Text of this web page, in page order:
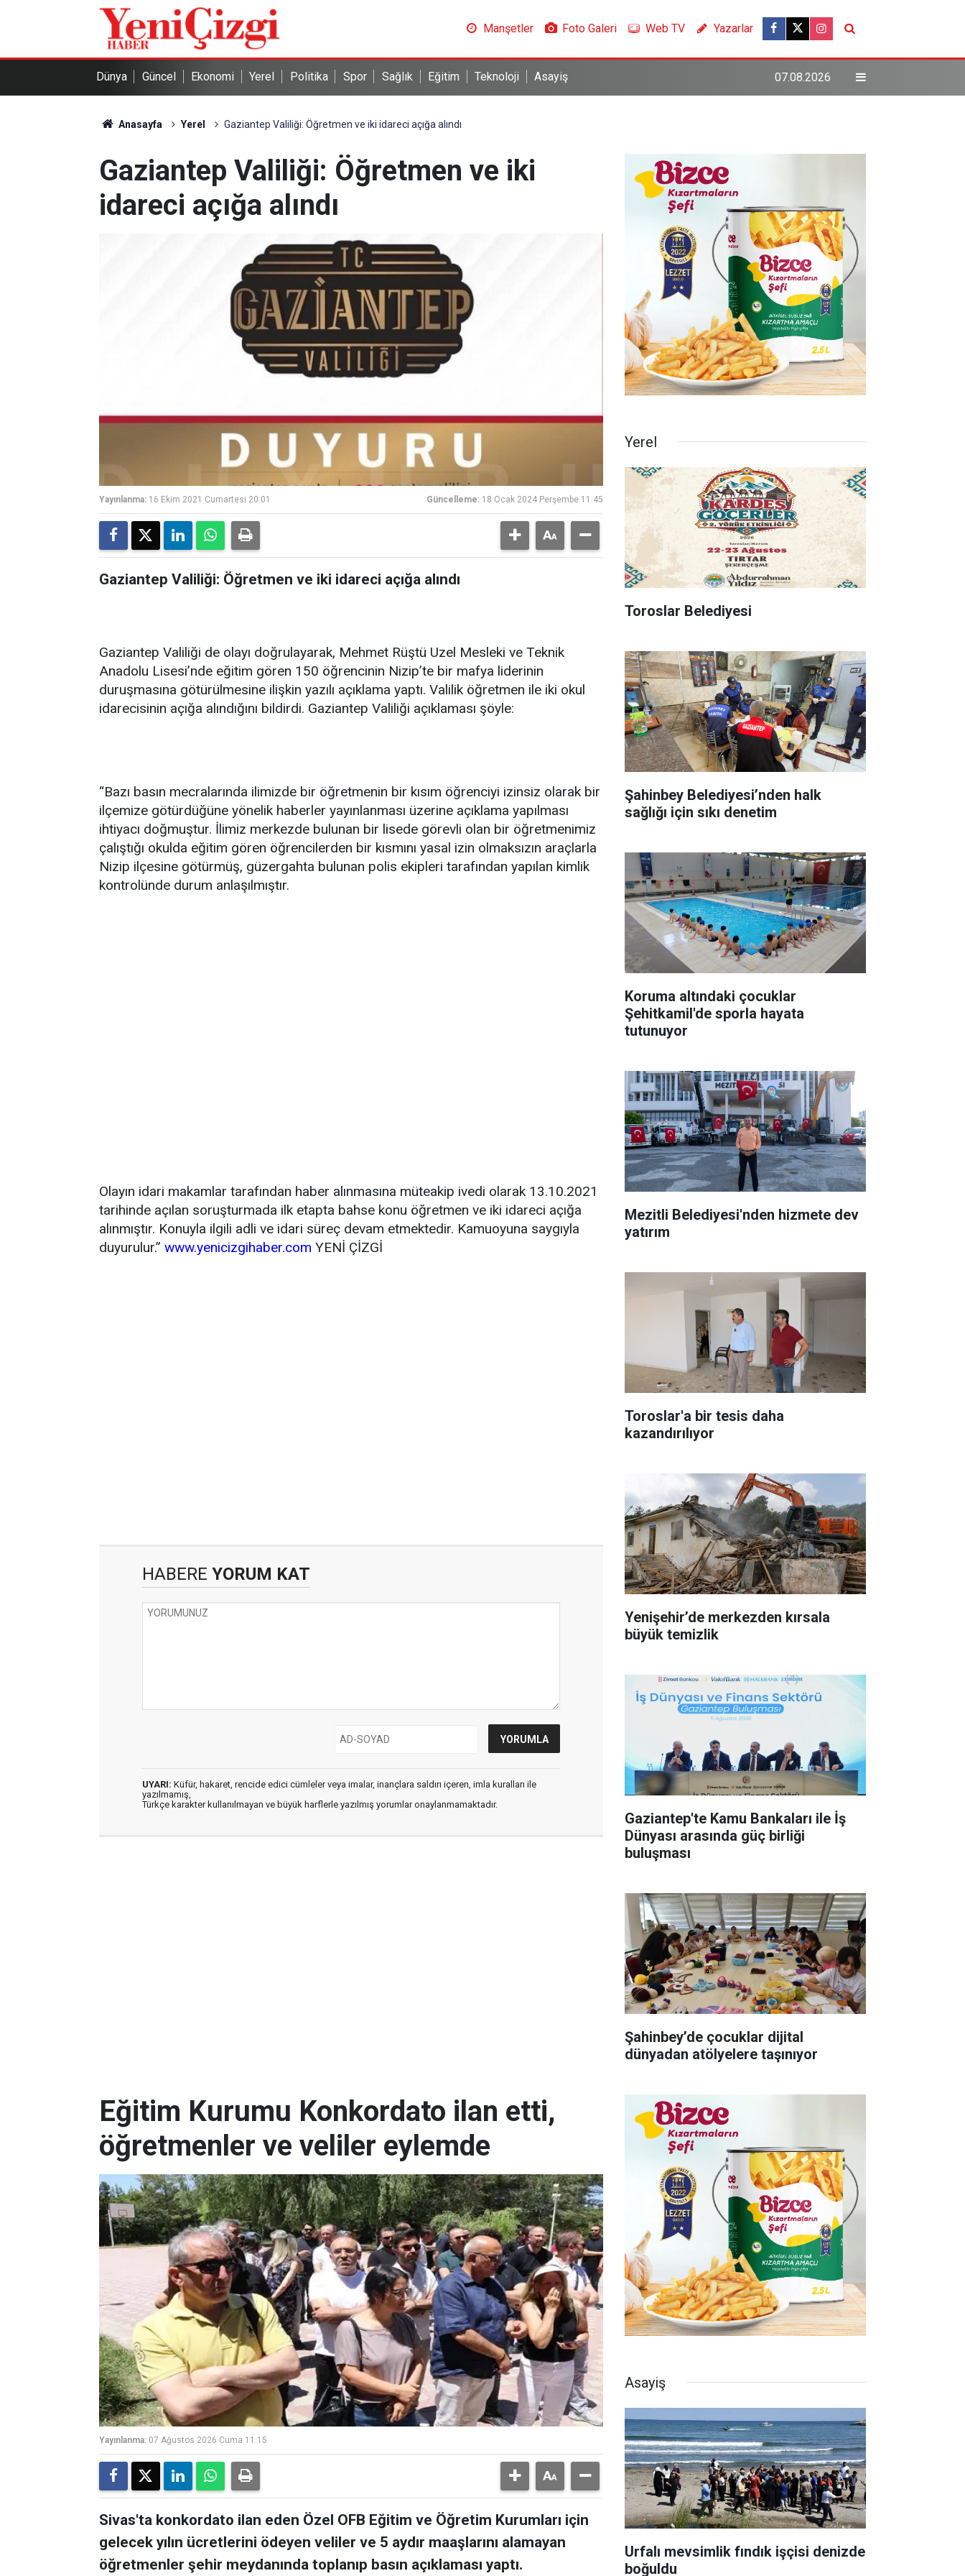
Manşetler Foto Galeri Web TV Yazarlar
Dünya Güncel Ekonomi Yerel Politika Spor Sağlık Eğitim Teknoloji Asayiş 07.08.2026
Anasayfa Yerel Gaziantep Valiliği: Öğretmen ve iki idareci açığa alındı
Gaziantep Valiliği: Öğretmen ve iki
idareci açığa alındı
Yayınlanma: 16 Ekim 2021 Cumartesi 20:01 Güncelleme: 18 Ocak 2024 Perşembe 11:45
Gaziantep Valiliği: Öğretmen ve iki idareci açığa alındı
Gaziantep Valiliği de olayı doğrulayarak, Mehmet Rüştü Uzel Mesleki ve Teknik
Anadolu Lisesi’nde eğitim gören 150 öğrencinin Nizip’te bir mafya liderinin
duruşmasına götürülmesine ilişkin yazılı açıklama yaptı. Valilik öğretmen ile iki okul
idarecisinin açığa alındığını bildirdi. Gaziantep Valiliği açıklaması şöyle:
“Bazı basın mecralarında ilimizde bir öğretmenin bir kısım öğrenciyi izinsiz olarak bir
ilçemize götürdüğüne yönelik haberler yayınlanması üzerine açıklama yapılması
ihtiyacı doğmuştur. İlimiz merkezde bulunan bir lisede görevli olan bir öğretmenimiz
çalıştığı okulda eğitim gören öğrencilerden bir kısmını yasal izin olmaksızın araçlarla
Nizip ilçesine götürmüş, güzergahta bulunan polis ekipleri tarafından yapılan kimlik
kontrolünde durum anlaşılmıştır.
Olayın idari makamlar tarafından haber alınmasına müteakip ivedi olarak 13.10.2021
tarihinde açılan soruşturmada ilk etapta bahse konu öğretmen ve iki idareci açığa
alınmıştır. Konuyla ilgili adli ve idari süreç devam etmektedir. Kamuoyuna saygıyla
duyurulur.” www.yenicizgihaber.com YENİ ÇİZGİ
HABERE YORUM KAT
UYARI: Küfür, hakaret, rencide edici cümleler veya imalar, inançlara saldırı içeren, imla kuralları ile
yazılmamış,
Türkçe karakter kullanılmayan ve büyük harflerle yazılmış yorumlar onaylanmamaktadır.
Yerel
Toroslar Belediyesi
Şahinbey Belediyesi’nden halk
sağlığı için sıkı denetim
Koruma altındaki çocuklar
Şehitkamil'de sporla hayata
tutunuyor
Mezitli Belediyesi'nden hizmete dev
yatırım
Toroslar'a bir tesis daha
kazandırılıyor
Yenişehir’de merkezden kırsala
büyük temizlik
Gaziantep'te Kamu Bankaları ile İş
Dünyası arasında güç birliği
buluşması
Şahinbey’de çocuklar dijital
dünyadan atölyelere taşınıyor
Eğitim Kurumu Konkordato ilan etti,
öğretmenler ve veliler eylemde
Yayınlanma: 07 Ağustos 2026 Cuma 11:15
Sivas'ta konkordato ilan eden Özel OFB Eğitim ve Öğretim Kurumları için
gelecek yılın ücretlerini ödeyen veliler ve 5 aydır maaşlarını alamayan
öğretmenler şehir meydanında toplanıp basın açıklaması yaptı.
Asayiş
Urfalı mevsimlik fındık işçisi denizde
boğuldu